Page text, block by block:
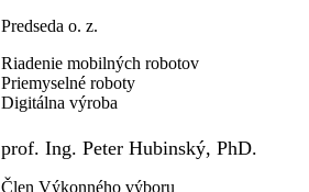
Predseda o. z.
Riadenie mobilných robotov
Priemyselné roboty
Digitálna výroba
prof. Ing. Peter Hubinský, PhD.
Člen Výkonného výboru